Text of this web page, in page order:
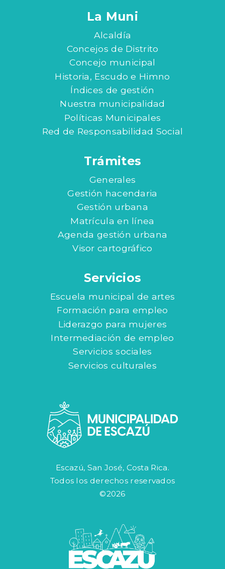
La Muni
Alcaldía
Concejos de Distrito
Concejo municipal
Historia, Escudo e Himno
Índices de gestión
Nuestra municipalidad
Políticas Municipales
Red de Responsabilidad Social
Trámites
Generales
Gestión hacendaria
Gestión urbana
Matrícula en línea
Agenda gestión urbana
Visor cartográfico
Servicios
Escuela municipal de artes
Formación para empleo
Liderazgo para mujeres
Intermediación de empleo
Servicios sociales
Servicios culturales
Escazú, San José, Costa Rica.
Todos los derechos reservados
©2026